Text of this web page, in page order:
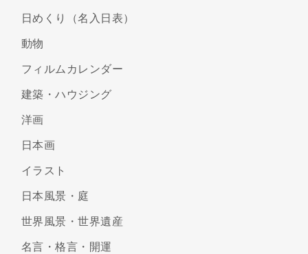
日めくり（名入日表）
動物
フィルムカレンダー
建築・ハウジング
洋画
日本画
イラスト
日本風景・庭
世界風景・世界遺産
名言・格言・開運